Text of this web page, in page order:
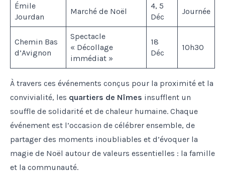
Émile
Jourdan
Marché de Noël
4, 5
Déc
Journée
Chemin Bas
d’Avignon
Spectacle
« Décollage
immédiat »
18
Déc
10h30
À travers ces événements conçus pour la proximité et la
convivialité, les quartiers de Nîmes insufflent un
souffle de solidarité et de chaleur humaine. Chaque
événement est l’occasion de célébrer ensemble, de
partager des moments inoubliables et d’évoquer la
magie de Noël autour de valeurs essentielles : la famille
et la communauté.